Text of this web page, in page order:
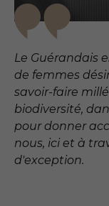
Le Guérandais
de femmes
savoir-faire
biodiversité,
pour donner
nous, ici et à
d'exception.